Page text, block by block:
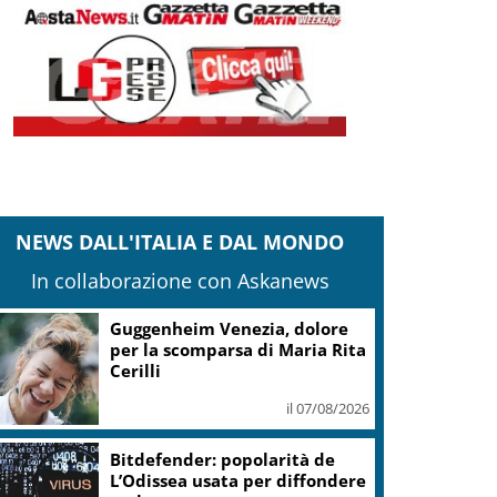
NEWS DALL'ITALIA E DAL MONDO
In collaborazione con Askanews
Covid, ‘Conte-day’ in
commissione: “non sono un
eroe ma un uomo corretto,
il 06/08/2026
Guccini, Meloni: l’ho amato e